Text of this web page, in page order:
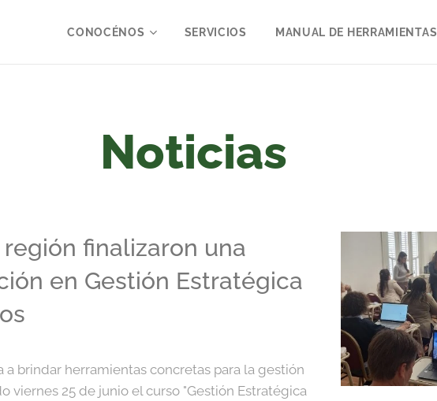
CONOCÉNOS SERVICIOS MANUAL DE HERRAMIENTAS
Noticias
finalizaron una
en Gestión Estratégica
a brindar herramientas concretas para la gestión
viernes 25 de junio el curso "Gestión Estratégica